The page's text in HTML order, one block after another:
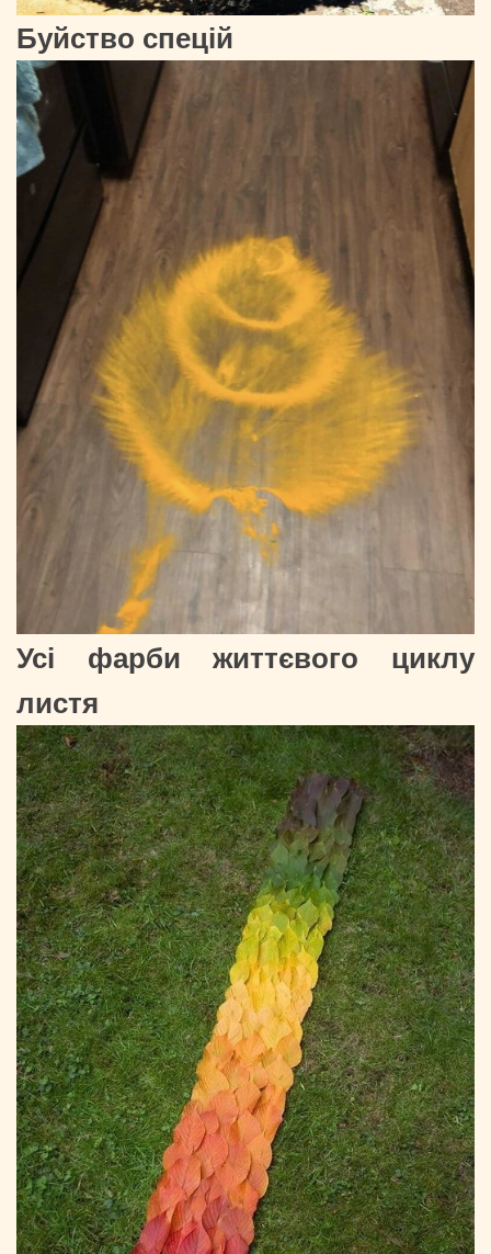
Буйство спецій
Усі фарби життєвого циклу
листя